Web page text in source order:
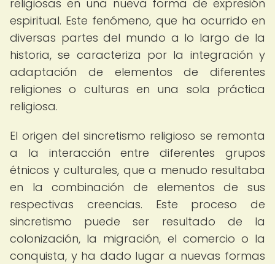
religiosas en una nueva forma de expresión
espiritual. Este fenómeno, que ha ocurrido en
diversas partes del mundo a lo largo de la
historia, se caracteriza por la integración y
adaptación de elementos de diferentes
religiones o culturas en una sola práctica
religiosa.
El origen del sincretismo religioso se remonta
a la interacción entre diferentes grupos
étnicos y culturales, que a menudo resultaba
en la combinación de elementos de sus
respectivas creencias. Este proceso de
sincretismo puede ser resultado de la
colonización, la migración, el comercio o la
conquista, y ha dado lugar a nuevas formas